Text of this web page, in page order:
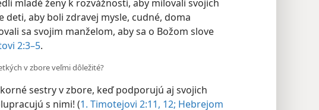
mladé ženy k rozvážnosti, aby milovali svojich
deti, aby boli zdravej mysle, cudné, doma
sa svojim manželom, aby sa o Božom slove
2:3–5.
v zbore veľmi dôležité?
sestry v zbore, keď podporujú aj svojich
s nimi! (1. Timotejovi 2:11, 12; Hebrejom